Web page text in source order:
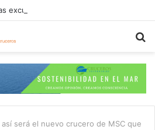
así será el nuevo crucero de MSC que